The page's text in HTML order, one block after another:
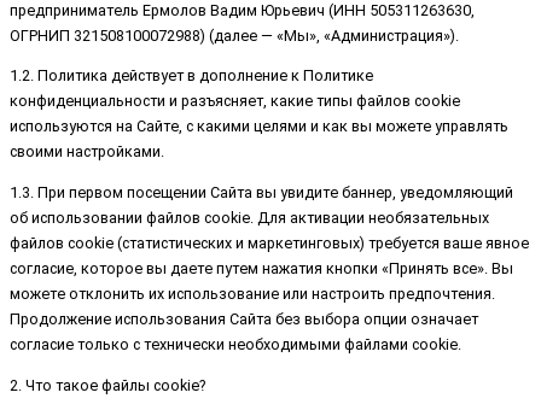
предприниматель Ермолов Вадим Юрьевич (ИНН 505311263630,
ОГРНИП 321508100072988) (далее — «Мы», «Администрация»).
1.2. Политика действует в дополнение к Политике
конфиденциальности и разъясняет, какие типы файлов cookie
используются на Сайте, с какими целями и как вы можете управлять
своими настройками.
1.3. При первом посещении Сайта вы увидите баннер, уведомляющий
об использовании файлов cookie. Для активации необязательных
файлов cookie (статистических и маркетинговых) требуется ваше явное
согласие, которое вы даете путем нажатия кнопки «Принять все». Вы
можете отклонить их использование или настроить предпочтения.
Продолжение использования Сайта без выбора опции означает
согласие только с технически необходимыми файлами cookie.
2. Что такое файлы cookie?